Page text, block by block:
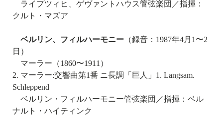
ライプツィヒ、ゲヴァントハウス管弦楽団／指揮：
クルト・マズア
ベルリン、フィルハーモニー （録音：1987年4月1〜2
日）
マーラー（1860〜1911）
2. マーラー:交響曲第1番 ニ長調「巨人」1. Langsam.
Schleppend
ベルリン・フィルハーモニー管弦楽団／指揮：ベル
ナルト・ハイティンク